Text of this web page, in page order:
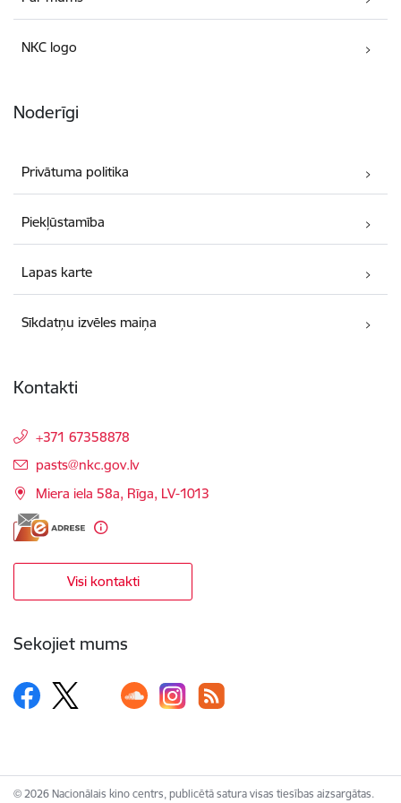
NKC logo
Noderīgi
Privātuma politika
Piekļūstamība
Lapas karte
Sīkdatņu izvēles maiņa
Kontakti
+371 67358878
E-pasts:
pasts@nkc.gov.lv
Miera iela 58a, Rīga, LV-1013
Visi kontakti
Sekojiet mums
© 2026 Nacionālais kino centrs, publicētā satura visas tiesības aizsargātas.